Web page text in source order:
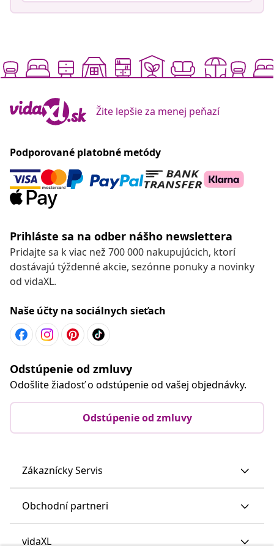
Žite lepšie za menej peňazí
Podporované platobné metódy
Prihláste sa na odber nášho newslettera
Pridajte sa k viac než 700 000 nakupujúcich, ktorí
dostávajú týždenné akcie, sezónne ponuky a novinky
od vidaXL.
Naše účty na sociálnych sieťach
Odstúpenie od zmluvy
Odošlite žiadosť o odstúpenie od vašej objednávky.
Odstúpenie od zmluvy
Zákaznícky Servis
Obchodní partneri
vidaXL